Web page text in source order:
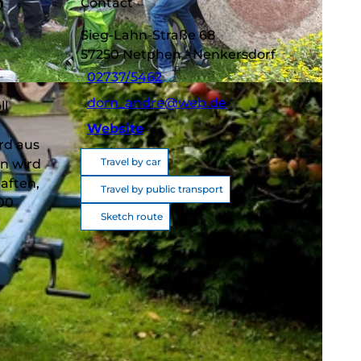
aus
wird
Sieg-Lahn-Straße 68
57250Netphen- Nenkersdorf
02737/5462
dorn_andre@web.de
Website
Travel by car
Travel by public transport
Sketch route